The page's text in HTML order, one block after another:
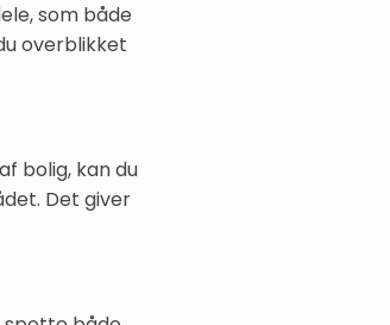
som både
overblikket
bolig, kan du
Det giver